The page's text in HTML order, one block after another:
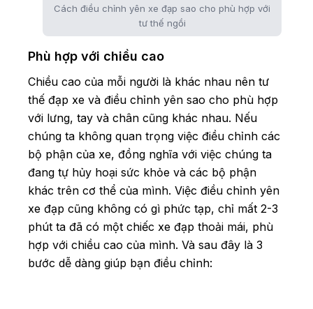
Cách điều chỉnh yên xe đạp sao cho phù hợp với
tư thế ngồi
Phù hợp với chiều cao
Chiều cao của mỗi người là khác nhau nên tư
thế đạp xe và điều chỉnh yên sao cho phù hợp
với lưng, tay và chân cũng khác nhau. Nếu
chúng ta không quan trọng việc điều chỉnh các
bộ phận của xe, đồng nghĩa với việc chúng ta
đang tự hủy hoại sức khỏe và các bộ phận
khác trên cơ thể của mình. Việc điều chỉnh yên
xe đạp cũng không có gì phức tạp, chỉ mất 2-3
phút ta đã có một chiếc xe đạp thoải mái, phù
hợp với chiều cao của mình. Và sau đây là 3
bước dễ dàng giúp bạn điều chỉnh: